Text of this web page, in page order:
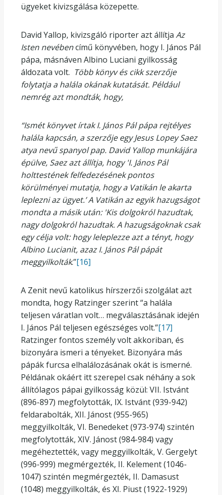
ügyeket kivizsgálása közepette.
David Yallop, kivizsgáló riporter azt állítja Az
Isten nevébencímű könyvében, hogy I. János Pál
pápa, másnáven Albino Luciani gyilkosság
áldozata volt. Több könyv és cikk szerzője
folytatja a halála okának kutatását. Például
nemrég azt mondták, hogy,
“Ismét könyvet írtak I. János Pál pápa rejtélyes
halála kapcsán, a szerzője egy Jesus Lopey Saez
atya nevű spanyol pap. David Yallop munkájára
épülve, Saez azt állítja, hogy 'I. János Pál
holttestének felfedezésének pontos
körülményei mutatja, hogy a Vatikán le akarta
leplezni az ügyet.’ A Vatikán az egyik hazugságot
mondta a másik után: 'Kis dolgokról hazudtak,
nagy dolgokról hazudtak. A hazugságoknak csak
egy célja volt: hogy leleplezze azt a tényt, hogy
Albino Lucianit, azaz I. János Pál pápát
meggyilkolták.”[16]
A Zenit nevű katolikus hírszerzői szolgálat azt
mondta, hogy Ratzinger szerint “a halála
teljesen váratlan volt… megválasztásának idején
I. János Pál teljesen egészséges volt.”[17]
Ratzinger fontos személy volt akkoriban, és
bizonyára ismeri a tényeket. Bizonyára más
pápák furcsa elhalálozásának okát is ismerné.
Példának okáért itt szerepel csak néhány a sok
állítólagos pápai gyilkosság közül: VII. Istvánt
(896-897) megfolytották, IX. Istvánt (939-942)
feldarabolták, XII. Jánost (955-965)
meggyilkolták, VI. Benedeket (973-974) szintén
megfolytották, XIV. Jánost (984-984) vagy
megéheztették, vagy meggyilkolták, V. Gergelyt
(996-999) megmérgezték, II. Kelement (1046-
1047) szintén megmérgezték, II. Damasust
(1048) meggyilkolták, és XI. Piust (1922-1929)